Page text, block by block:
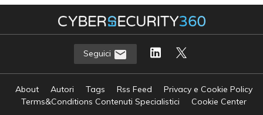
Seguici
About Autori Tags Rss Feed
Privacy e Cookie Policy
Terms&Conditions Contenuti Specialistici
Cookie Center